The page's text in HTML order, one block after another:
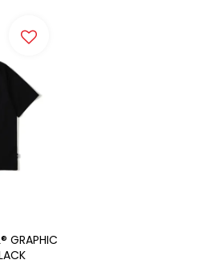
GRAPHIC